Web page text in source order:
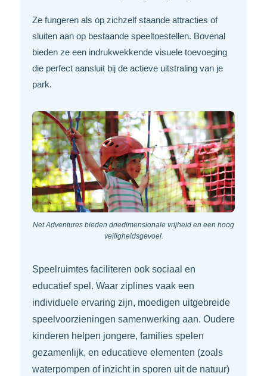
Ze fungeren als op zichzelf staande attracties of
sluiten aan op bestaande speeltoestellen. Bovenal
bieden ze een indrukwekkende visuele toevoeging
die perfect aansluit bij de actieve uitstraling van je
park.
Net Adventures bieden driedimensionale vrijheid en een hoog
veiligheidsgevoel.
Speelruimtes faciliteren ook sociaal en
educatief spel. Waar ziplines vaak een
individuele ervaring zijn, moedigen uitgebreide
speelvoorzieningen samenwerking aan. Oudere
kinderen helpen jongere, families spelen
gezamenlijk, en educatieve elementen (zoals
waterpompen of inzicht in sporen uit de natuur)